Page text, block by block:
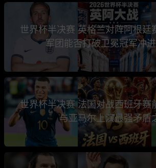
世界杯半决赛 英格兰对阵阿根廷
军团能否打破卫冕冠军冲进
世界杯半决赛 法国对战西班牙赛
与亚马尔上演最强矛盾